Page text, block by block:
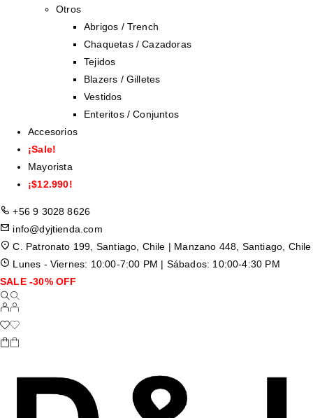
Otros
Abrigos / Trench
Chaquetas / Cazadoras
Tejidos
Blazers / Gilletes
Vestidos
Enteritos / Conjuntos
Accesorios
¡Sale!
Mayorista
¡$12.990!
+56 9 3028 8626
info@dyjtienda.com
C. Patronato 199, Santiago, Chile | Manzano 448, Santiago, Chile
Lunes - Viernes: 10:00-7:00 PM | Sábados: 10:00-4:30 PM
SALE -30% OFF